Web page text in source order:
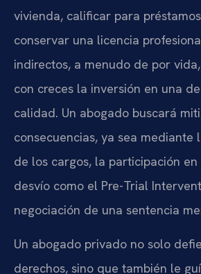
vivienda, calificar para
conservar una licencia
indirectos, a menudo de por
con creces la inversión en una
calidad. Un abogado buscará
consecuencias, ya sea mediante
de los cargos, la participación
desvío como el Pre-Trial
negociación de una sentencia
Un abogado privado no solo
derechos, sino que también le